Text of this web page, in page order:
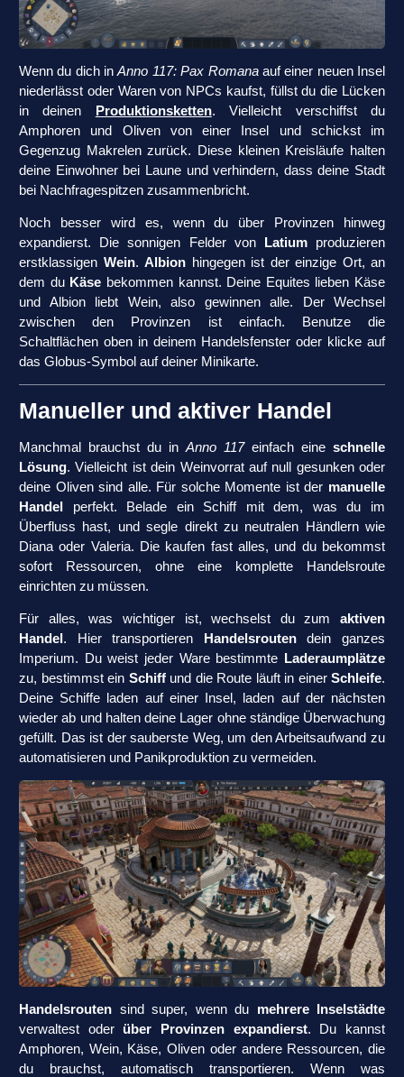
Wenn du dich inAnno 117: Pax Romana auf einer neuen Insel
niederlässt oder Waren von NPCs kaufst, füllst du die Lücken
in deinen
Produktionsketten. Vielleicht verschiffst du
Amphoren und Oliven von einer Insel und schickst im
Gegenzug Makrelen zurück. Diese kleinen Kreisläufe halten
deine Einwohner bei Laune und verhindern, dass deine Stadt
bei Nachfragespitzen zusammenbricht.
Noch besser wird es, wenn du über Provinzen hinweg
expandierst. Die sonnigen Felder von
Latiumproduzieren
erstklassigen Wein. Albion hingegen ist der einzige Ort, an
dem du Käse bekommen kannst. Deine Equites lieben Käse
und Albion liebt Wein, also gewinnen alle. Der Wechsel
zwischen den Provinzen ist einfach. Benutze die
Schaltflächen oben in deinem Handelsfenster oder klicke auf
das Globus-Symbol auf deiner Minikarte.
Manueller und aktiver Handel
Manchmal brauchst du inAnno 117einfach eine schnelle
Lösung. Vielleicht ist dein Weinvorrat auf null gesunken oder
deine Oliven sind alle. Für solche Momente ist der manuelle
Handel
perfekt. Belade ein Schiff mit dem, was du im
Überfluss hast, und segle direkt zu neutralen Händlern wie
Diana oder Valeria. Die kaufen fast alles, und du bekommst
sofort Ressourcen, ohne eine komplette Handelsroute
einrichten zu müssen.
Für alles, was wichtiger ist, wechselst du zum aktiven
Handel . Hier transportieren Handelsroutendein ganzes
Imperium. Du weist jeder Ware bestimmte
Laderaumplätze
zu, bestimmst ein Schiffund die Route läuft in einer Schleife.
Deine Schiffe laden auf einer Insel, laden auf der nächsten
wieder ab und halten deine Lager ohne ständige Überwachung
gefüllt. Das ist der sauberste Weg, um den Arbeitsaufwand zu
automatisieren und Panikproduktion zu vermeiden.
Handelsrouten sind super, wenn du mehrere Inselstädte
verwaltest oder über Provinzen expandierst. Du kannst
Amphoren, Wein, Käse, Oliven oder andere Ressourcen, die
du brauchst, automatisch transportieren. Wenn was